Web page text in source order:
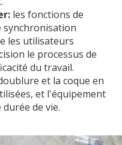
les fonctions de
synchronisation
les utilisateurs
le processus de
du travail.
et la coque en
et l'équipement
de vie.